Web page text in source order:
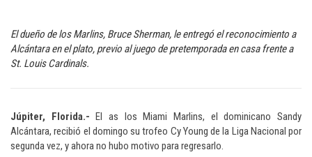
El dueño de los Marlins, Bruce Sherman, le entregó el reconocimiento a
Alcántara en el plato, previo al juego de pretemporada en casa frente a
St. Louis Cardinals.
Júpiter, Florida.- El as los Miami Marlins, el dominicano Sandy
Alcántara, recibió el domingo su trofeo Cy Young de la Liga Nacional por
segunda vez, y ahora no hubo motivo para regresarlo.